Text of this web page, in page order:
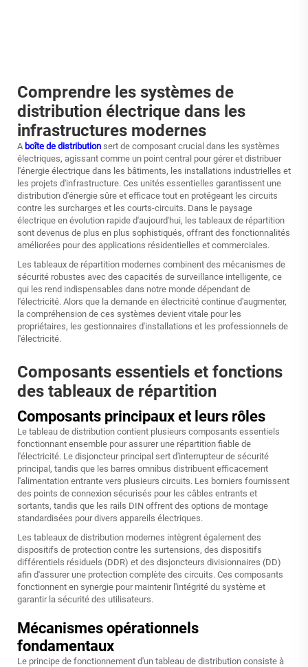
Comprendre les systèmes de
distribution électrique dans les
infrastructures modernes
A boîte de distribution sert de composant crucial dans les systèmes
électriques, agissant comme un point central pour gérer et distribuer
l'énergie électrique dans les bâtiments, les installations industrielles et
les projets d'infrastructure. Ces unités essentielles garantissent une
distribution d'énergie sûre et efficace tout en protégeant les circuits
contre les surcharges et les courts-circuits. Dans le paysage
électrique en évolution rapide d'aujourd'hui, les tableaux de répartition
sont devenus de plus en plus sophistiqués, offrant des fonctionnalités
améliorées pour des applications résidentielles et commerciales.
Les tableaux de répartition modernes combinent des mécanismes de
sécurité robustes avec des capacités de surveillance intelligente, ce
qui les rend indispensables dans notre monde dépendant de
l'électricité. Alors que la demande en électricité continue d'augmenter,
la compréhension de ces systèmes devient vitale pour les
propriétaires, les gestionnaires d'installations et les professionnels de
l'électricité.
Composants essentiels et fonctions
des tableaux de répartition
Composants principaux et leurs rôles
Le tableau de distribution contient plusieurs composants essentiels
fonctionnant ensemble pour assurer une répartition fiable de
l'électricité. Le disjoncteur principal sert d'interrupteur de sécurité
principal, tandis que les barres omnibus distribuent efficacement
l'alimentation entrante vers plusieurs circuits. Les borniers fournissent
des points de connexion sécurisés pour les câbles entrants et
sortants, tandis que les rails DIN offrent des options de montage
standardisées pour divers appareils électriques.
Les tableaux de distribution modernes intègrent également des
dispositifs de protection contre les surtensions, des dispositifs
différentiels résiduels (DDR) et des disjoncteurs divisionnaires (DD)
afin d'assurer une protection complète des circuits. Ces composants
fonctionnent en synergie pour maintenir l'intégrité du système et
garantir la sécurité des utilisateurs.
Mécanismes opérationnels
fondamentaux
Le principe de fonctionnement d'un tableau de distribution consiste à